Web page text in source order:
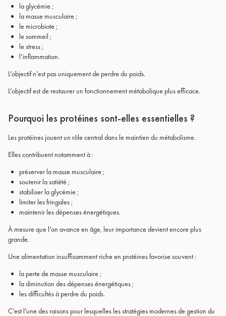
la glycémie ;
la masse musculaire ;
le microbiote ;
le sommeil ;
le stress ;
l’inflammation.
L’objectif n’est pas uniquement de perdre du poids.
L’objectif est de restaurer un fonctionnement métabolique plus efficace.
Pourquoi les protéines sont-elles essentielles ?
Les protéines jouent un rôle central dans le maintien du métabolisme.
Elles contribuent notamment à :
préserver la masse musculaire ;
soutenir la satiété ;
stabiliser la glycémie ;
limiter les fringales ;
maintenir les dépenses énergétiques.
À mesure que l’on avance en âge, leur importance devient encore plus
grande.
Une alimentation insuffisamment riche en protéines favorise souvent :
la perte de masse musculaire ;
la diminution des dépenses énergétiques ;
les difficultés à perdre du poids.
C’est l’une des raisons pour lesquelles les stratégies modernes de gestion du